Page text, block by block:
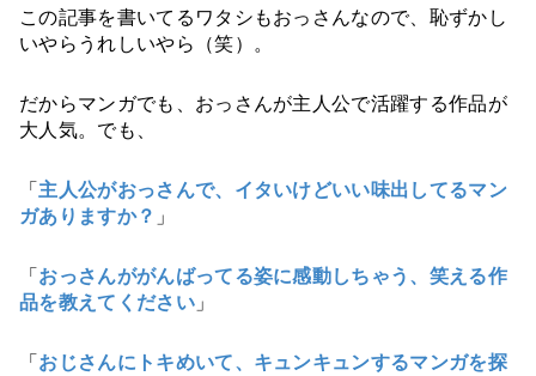
この記事を書いてるワタシもおっさんなので、恥ずかし
いやらうれしいやら（笑）。
だからマンガでも、おっさんが主人公で活躍する作品が
大人気。でも、
「 主人公がおっさんで、イタいけどいい味出してるマン
ガありますか？ 」
「 おっさんががんばってる姿に感動しちゃう、笑える作
品を教えてください」
「 おじさんにトキめいて、キュンキュンするマンガを探